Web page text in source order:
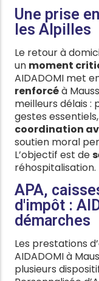
Une prise
les Alpilles
Le retour à
un moment
AIDADOMI met
renforcéà
meilleurs délais :
gestes
coordination
soutien moral
L’objectif est de
réhospitalisation.
APA,
d'impôt :
démarches
Les prestations
AIDADOMI à
plusieurs